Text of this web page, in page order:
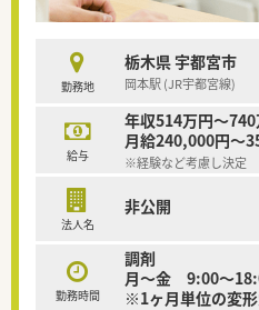
勤務地
栃木県 宇都宮市
岡本駅 (JR宇都宮線)
給与
年収514万円～740
月給240,000円～
※経験など考慮し決定
法人名
非公開
勤務時間
調剤
月〜金 9:00～
※1ヶ月単位の変